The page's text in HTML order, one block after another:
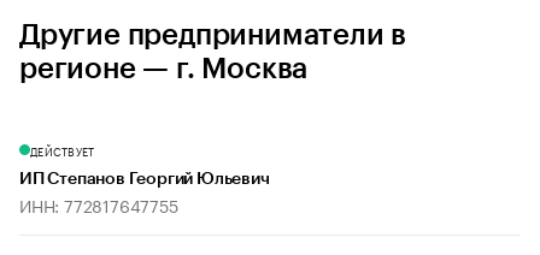
Другие предприниматели в
регионе — г. Москва
ДЕЙСТВУЕТ
ИП Степанов Георгий Юльевич
ИНН: 772817647755